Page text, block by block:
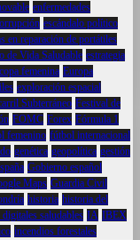
enfermedades
escándalo político
en reparación de portátiles
de Vida Saludable estrategia
femenina Europa
exploración espacial
Subterráneo Festival de
FOMC Forex Fórmula 1
femenino fútbol internacional
genética geopolítica gestión
Gobierno español
Maps Guardia Civil
historia historia del
saludables IA IBEX
incendios forestales